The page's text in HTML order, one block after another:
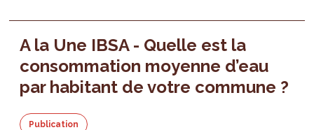
A la Une IBSA - Quelle est la
consommation moyenne d’eau
par habitant de votre commune ?
Publication